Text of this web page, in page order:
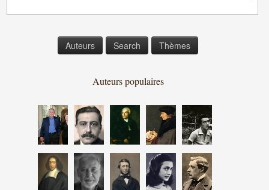
Auteurs Search Thèmes
Auteurs populaires